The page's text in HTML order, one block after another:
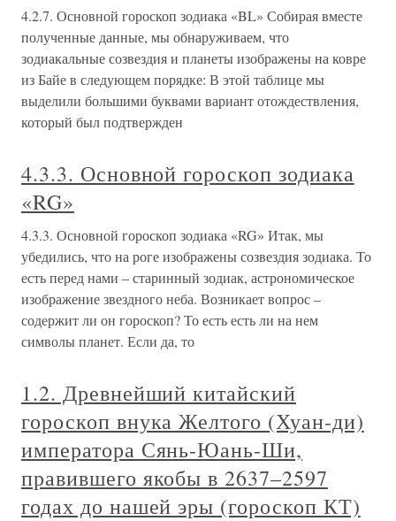
4.2.7. Основной гороскоп зодиака «BL» Собирая вместе
полученные данные, мы обнаруживаем, что
зодиакальные созвездия и планеты изображены на ковре
из Байе в следующем порядке: В этой таблице мы
выделили большими буквами вариант отождествления,
который был подтвержден
4.3.3. Основной гороскоп зодиака
«RG»
4.3.3. Основной гороскоп зодиака «RG» Итак, мы
убедились, что на роге изображены созвездия зодиака. То
есть перед нами – старинный зодиак, астрономическое
изображение звездного неба. Возникает вопрос –
содержит ли он гороскоп? То есть есть ли на нем
символы планет. Если да, то
1.2. Древнейший китайский
гороскоп внука Желтого (Хуан-ди)
императора Сянь-Юань-Ши,
правившего якобы в 2637–2597
годах до нашей эры (гороскоп КТ)